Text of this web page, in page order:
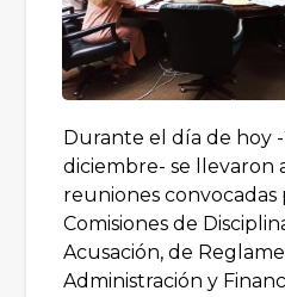
Durante el día de hoy
diciembre- se llevaron
reuniones convocadas
Comisiones de
Acusación, de
Administración y